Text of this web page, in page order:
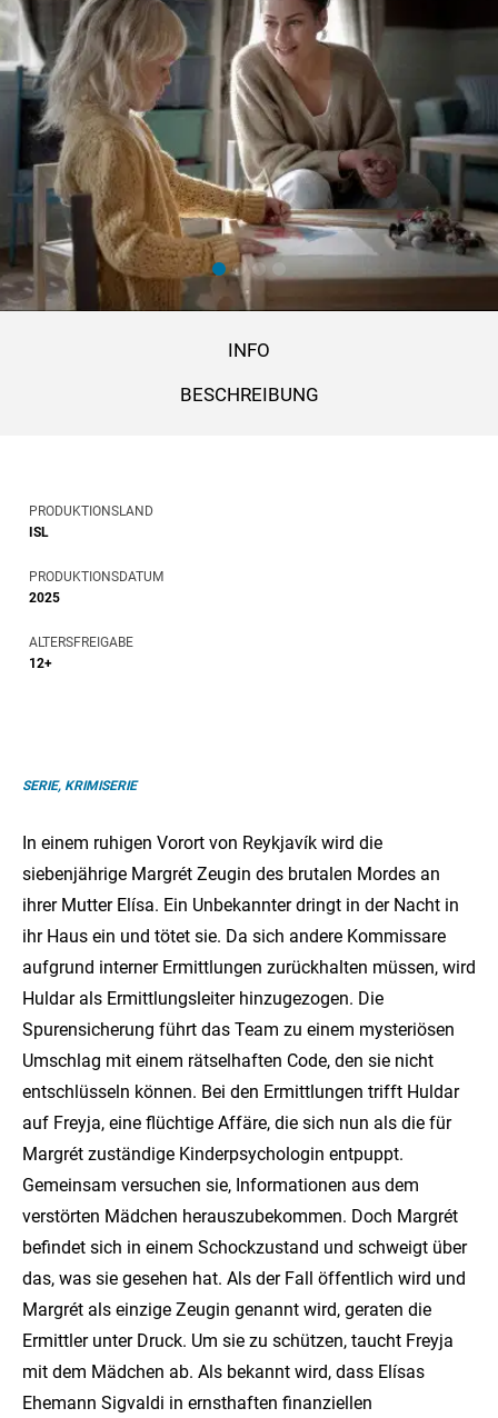
INFO
BESCHREIBUNG
PRODUKTIONSLAND
ISL
PRODUKTIONSDATUM
2025
ALTERSFREIGABE
12+
SERIE, KRIMISERIE
In einem ruhigen Vorort von Reykjavík wird die
siebenjährige Margrét Zeugin des brutalen Mordes an
ihrer Mutter Elísa. Ein Unbekannter dringt in der Nacht in
ihr Haus ein und tötet sie. Da sich andere Kommissare
aufgrund interner Ermittlungen zurückhalten müssen, wird
Huldar als Ermittlungsleiter hinzugezogen. Die
Spurensicherung führt das Team zu einem mysteriösen
Umschlag mit einem rätselhaften Code, den sie nicht
entschlüsseln können. Bei den Ermittlungen trifft Huldar
auf Freyja, eine flüchtige Affäre, die sich nun als die für
Margrét zuständige Kinderpsychologin entpuppt.
Gemeinsam versuchen sie, Informationen aus dem
verstörten Mädchen herauszubekommen. Doch Margrét
befindet sich in einem Schockzustand und schweigt über
das, was sie gesehen hat. Als der Fall öffentlich wird und
Margrét als einzige Zeugin genannt wird, geraten die
Ermittler unter Druck. Um sie zu schützen, taucht Freyja
mit dem Mädchen ab. Als bekannt wird, dass Elísas
Ehemann Sigvaldi in ernsthaften finanziellen